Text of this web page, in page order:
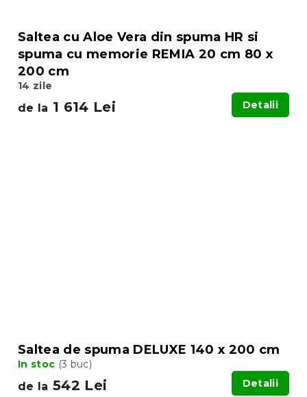
Saltea cu Aloe Vera din spuma HR si
spuma cu memorie REMIA 20 cm 80 x
200 cm
14 zile
de la 1 614 Lei Detalii
Saltea de spuma DELUXE 140 x 200 cm
In stoc (3 buc)
de la 542 Lei Detalii